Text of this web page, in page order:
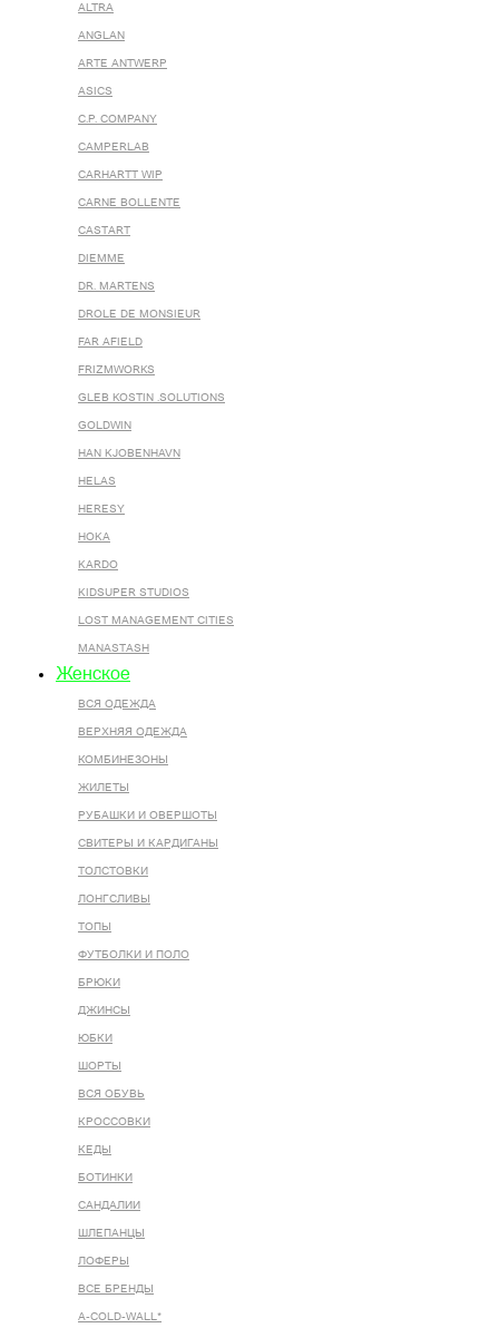
ALTRA
ANGLAN
ARTE ANTWERP
ASICS
C.P. COMPANY
CAMPERLAB
CARHARTT WIP
CARNE BOLLENTE
CASTART
DIEMME
DR. MARTENS
DROLE DE MONSIEUR
FAR AFIELD
FRIZMWORKS
GLEB KOSTIN .SOLUTIONS
GOLDWIN
HAN KJOBENHAVN
HELAS
HERESY
HOKA
KARDO
KIDSUPER STUDIOS
LOST MANAGEMENT CITIES
MANASTASH
Женское
ВСЯ ОДЕЖДА
ВЕРХНЯЯ ОДЕЖДА
КОМБИНЕЗОНЫ
ЖИЛЕТЫ
РУБАШКИ И ОВЕРШОТЫ
СВИТЕРЫ И КАРДИГАНЫ
ТОЛСТОВКИ
ЛОНГСЛИВЫ
ТОПЫ
ФУТБОЛКИ И ПОЛО
БРЮКИ
ДЖИНСЫ
ЮБКИ
ШОРТЫ
ВСЯ ОБУВЬ
КРОССОВКИ
КЕДЫ
БОТИНКИ
САНДАЛИИ
ШЛЕПАНЦЫ
ЛОФЕРЫ
ВСЕ БРЕНДЫ
A-COLD-WALL*